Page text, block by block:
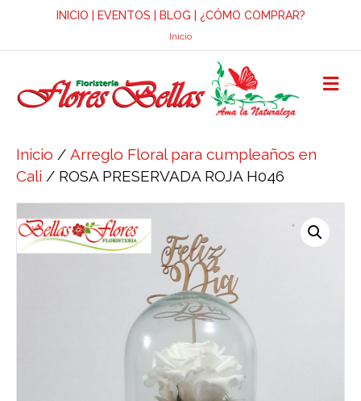
INICIO EVENTOS BLOG ¿CÓMO COMPRAR?
Inicio
M
E
Inicio / Arreglo Floral para cumpleaños en
Cali / ROSA PRESERVADA ROJA H046